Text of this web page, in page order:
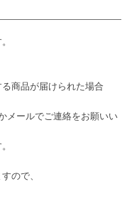
商品が届けられた場合
メールでご連絡をお願いい
ので、